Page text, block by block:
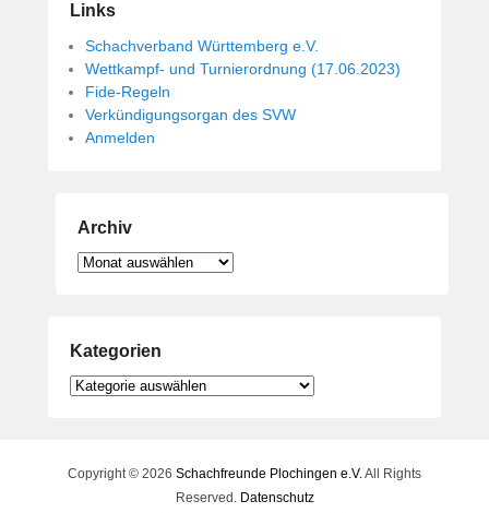
Links
Schachverband Württemberg e.V.
Wettkampf- und Turnierordnung (17.06.2023)
Fide-Regeln
Verkündigungsorgan des SVW
Anmelden
Archiv
Archiv
Kategorien
Kategorien
Copyright © 2026 Schachfreunde Plochingen e.V.All Rights
Reserved. Datenschutz